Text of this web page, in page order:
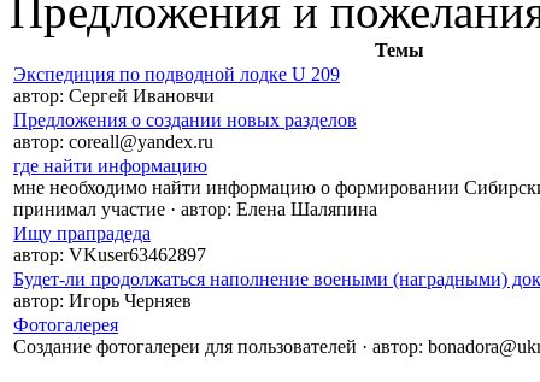
Предложения и
Темы
Экспедиция по подводной лодке U 209
автор: Сергей Ивановчи
Предложения о создании новых разделов
автор: coreall@yandex.ru
где найти информацию
мне необходимо найти информацию о формировании
принимал участие · автор: Елена Шаляпина
Ищу прапрадеда
автор: VKuser63462897
Будет-ли продолжаться наполнение воеными (наградными)
автор: Игорь Черняев
Фотогалерея
Создание фотогалереи для пользователей · автор: